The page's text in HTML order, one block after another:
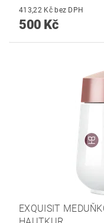
413,22 Kč bez DPH
500 Kč
EXQUISIT